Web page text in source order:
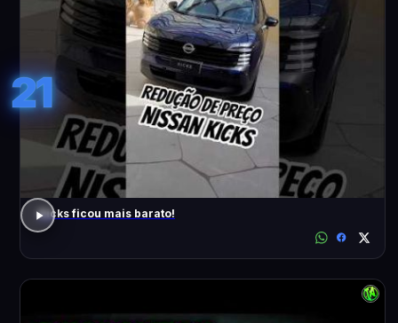
21
Kicks ficou mais barato!